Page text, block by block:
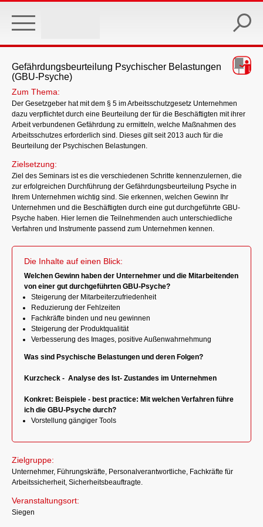
main
Gefährdungsbeurteilung Psychischer Belastungen
(GBU-Psyche)
Zum Thema:
Der Gesetzgeber hat mit dem § 5 im Arbeitsschutzgesetz Unternehmen
dazu verpflichtet durch eine Beurteilung der für die Beschäftigten mit ihrer
Arbeit verbundenen Gefährdung zu ermitteln, welche Maßnahmen des
Arbeitsschutzes erforderlich sind. Dieses gilt seit 2013 auch für die
Beurteilung der Psychischen Belastungen.
Zielsetzung:
Ziel des Seminars ist es die verschiedenen Schritte kennenzulernen, die
zur erfolgreichen Durchführung der Gefährdungsbeurteilung Psyche in
Ihrem Unternehmen wichtig sind. Sie erkennen, welchen Gewinn Ihr
Unternehmen und die Beschäftigten durch eine gut durchgeführte GBU-
Psyche haben. Hier lernen die Teilnehmenden auch unterschiedliche
Verfahren und Instrumente passend zum Unternehmen kennen.
Die Inhalte auf einen Blick:
Welchen Gewinn haben der Unternehmer und die Mitarbeitenden
von einer gut durchgeführten GBU-Psyche?
Steigerung der Mitarbeiterzufriedenheit
Reduzierung der Fehlzeiten
Fachkräfte binden und neu gewinnen
Steigerung der Produktqualität
Verbesserung des Images, positive Außenwahrnehmung
Was sind Psychische Belastungen und deren Folgen?
Kurzcheck - Analyse des Ist- Zustandes im Unternehmen
Konkret: Beispiele - best practice: Mit welchen Verfahren führe
ich die GBU-Psyche durch?
Vorstellung gängiger Tools
Zielgruppe:
Unternehmer, Führungskräfte, Personalverantwortliche, Fachkräfte für
Arbeitssicherheit, Sicherheitsbeauftragte.
Veranstaltungsort:
Siegen